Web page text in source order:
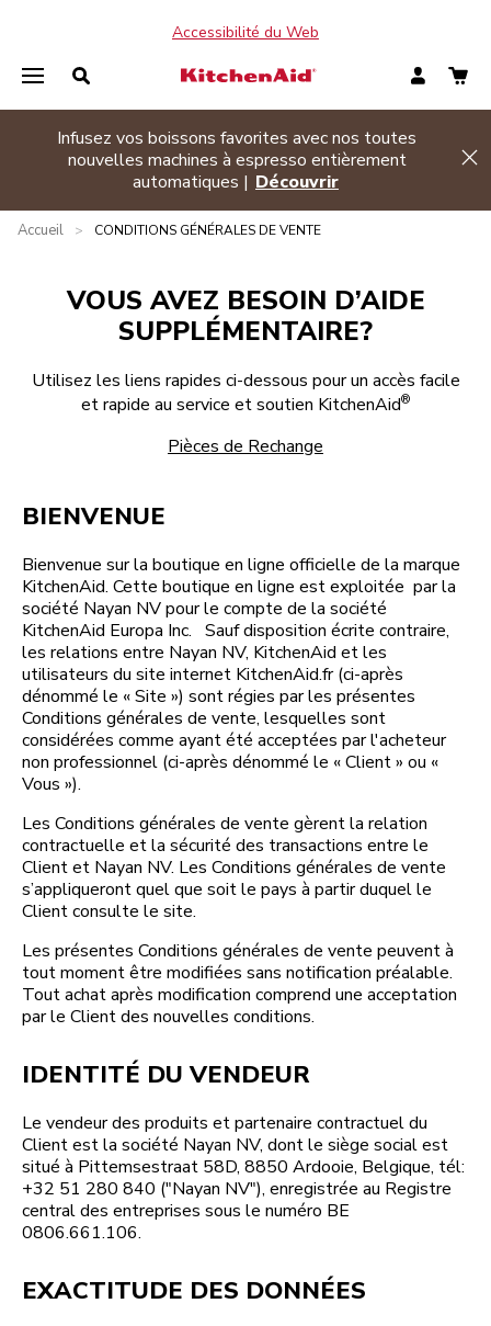
Accessibilité du Web
Infusez vos boissons favorites avec nos toutes
nouvelles machines à espresso entièrement
automatiques | Découvrir
Accueil > CONDITIONS GÉNÉRALES DE VENTE
VOUS AVEZ BESOIN D’AIDE
SUPPLÉMENTAIRE?
Utilisez les liens rapides ci-dessous pour un accès facile
et rapide au service et soutien KitchenAid®
Pièces de Rechange
BIENVENUE
Bienvenue sur la boutique en ligne officielle de la marque
KitchenAid. Cette boutique en ligne est exploitée par la
société Nayan NV pour le compte de la société
KitchenAid Europa Inc. Sauf disposition écrite contraire,
les relations entre Nayan NV, KitchenAid et les
utilisateurs du site internet KitchenAid.fr (ci-après
dénommé le « Site ») sont régies par les présentes
Conditions générales de vente, lesquelles sont
considérées comme ayant été acceptées par l'acheteur
non professionnel (ci-après dénommé le « Client » ou «
Vous »).
Les Conditions générales de vente gèrent la relation
contractuelle et la sécurité des transactions entre le
Client et Nayan NV. Les Conditions générales de vente
s’appliqueront quel que soit le pays à partir duquel le
Client consulte le site.
Les présentes Conditions générales de vente peuvent à
tout moment être modifiées sans notification préalable.
Tout achat après modification comprend une acceptation
par le Client des nouvelles conditions.
IDENTITÉ DU VENDEUR
Le vendeur des produits et partenaire contractuel du
Client est la société Nayan NV, dont le siège social est
situé à Pittemsestraat 58D, 8850 Ardooie, Belgique, tél:
+32 51 280 840 ("Nayan NV"), enregistrée au Registre
central des entreprises sous le numéro BE
0806.661.106.
EXACTITUDE DES DONNÉES